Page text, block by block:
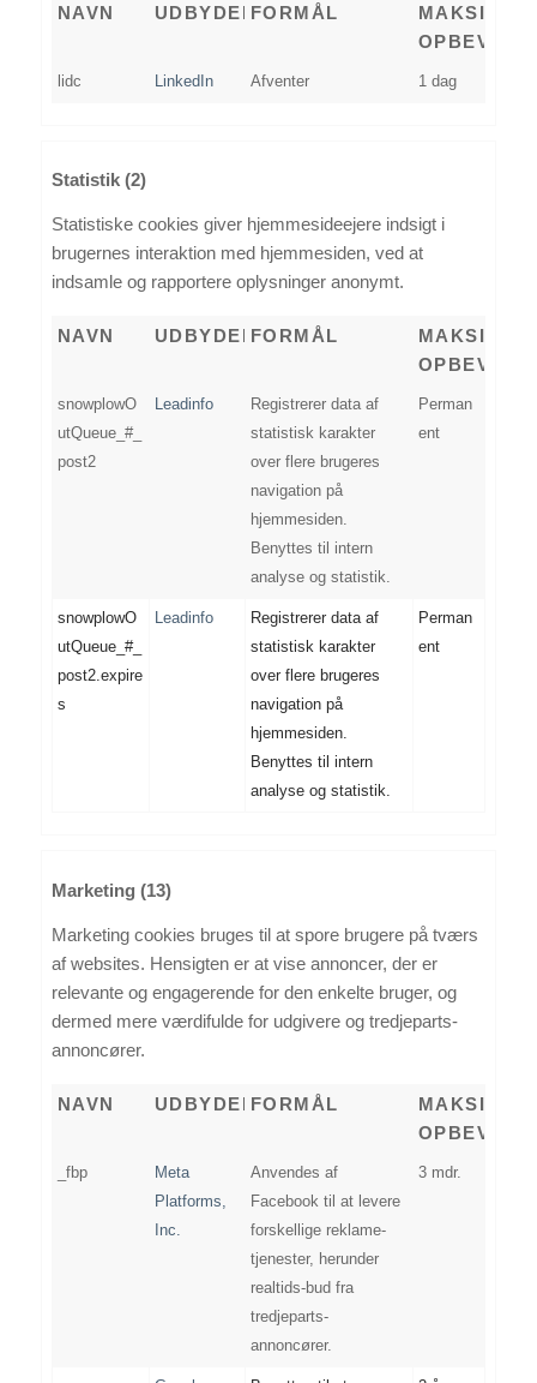
NAVN UDBYDERFORMÅL
MAKSIMAL
lidc LinkedIn Afventer 1 dag
Statistik (2)
Statistiske cookies giver hjemmesideejere indsigt i
brugernes interaktion med hjemmesiden, ved at
indsamle og rapportere oplysninger anonymt.
NAVN UDBYDERFORMÅL
MAKSIMAL
snowplowO
utQueue_#_
post2
Leadinfo
Registrerer data af
statistisk karakter
over flere brugeres
navigation på
hjemmesiden.
Benyttes til intern
analyse og statistik.
Perman
ent
snowplowO
utQueue_#_
post2.expire
s
Leadinfo
Registrerer data af
statistisk karakter
over flere brugeres
navigation på
hjemmesiden.
Benyttes til intern
analyse og statistik.
Perman
ent
Marketing (13)
Marketing cookies bruges til at spore brugere på tværs
af websites. Hensigten er at vise annoncer, der er
relevante og engagerende for den enkelte bruger, og
dermed mere værdifulde for udgivere og tredjeparts-
annoncører.
NAVN UDBYDERFORMÅL
MAKSIMAL
_fbp
Meta
Platforms,
Inc.
Anvendes af
Facebook til at levere
forskellige reklame-
tjenester, herunder
realtids-bud fra
tredjeparts-
annoncører.
3 mdr.